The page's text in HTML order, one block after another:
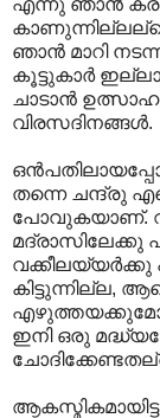
ഞാൻ മാറി
കൂട്ടുകാർ
ചാടാൻ
വിരസദിനങ്ങൾ.
തന്നെ ചന്ദ്രു
പോവുകയാണ്.
മദ്രാസിലേക്കു
കിട്ടുന്നില്ല,
എഴുത്തയക്കുമോ?
ഇനി ഒരു